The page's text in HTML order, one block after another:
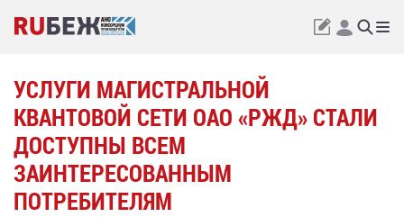
УСЛУГИ МАГИСТРАЛЬНОЙ
КВАНТОВОЙ СЕТИ ОАО «РЖД» СТАЛИ
ДОСТУПНЫ ВСЕМ
ЗАИНТЕРЕСОВАННЫМ
ПОТРЕБИТЕЛЯМ